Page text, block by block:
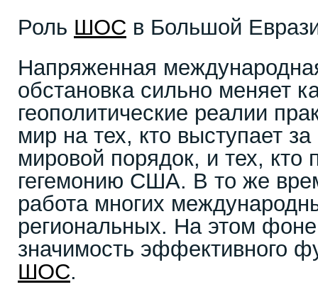
Роль ШОС в Большой
Напряженная
обстановка сильно меняет
геополитические реалии
мир на тех, кто выступает
мировой порядок, и тех, кто
гегемонию США. В то же
работа многих
региональных. На этом
значимость эффективного
ШОС.